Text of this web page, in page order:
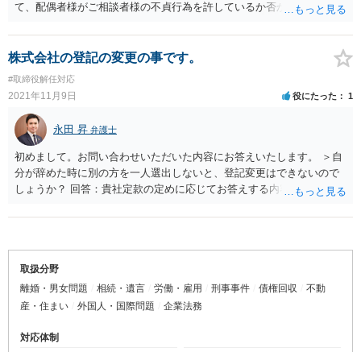
が成立していると判断した場合、浮気相手の方に連絡を取り、ご相談
者様が求められている接触禁止を要求することが考えられます。
て、配偶者様がご相談者様の不貞行為を許しているか否か等に応じて
為の期間や頻度は久しぶりに会った際の「1回」と短期間ですので、仮
に判決が下されたとしても、その慰謝料額が少なくとも400万円を超え
れます。 3．なお、「相手の肩をもったりお金を貸したら即離婚す
る」と言われているとのことですが、お相手の方が慰謝料を支払った
場合、ご相談者様にその一部を負担するよう求めることができます(法
律上「求償」といいます)。このような事態が起こりうることもあらか
じめご留意いただければと存じます。
株式会社の登記の変更の事です。
#取締役解任対応
2021年11月9日 役にたった 1
永田 昇 弁護士
初めまして。お問い合わせいただいた内容にお答えいたします。 ＞自
分が辞めた時に別の方を一人選出しないと、登記変更はできないので
しょうか？ 回答：貴社定款の定めに応じてお答えする内容が異なって
るのであれば、今回ご相談者様が取締役を辞任したとしても、その登
「取締役会設置会社」である場合や、定款で取締役が「3人以上」と定
められている場合、ご相談者様が取締役を辞任すると欠員が生じるこ
とになります。この場合辞任する旨の登記を行う自体は可能ですが、
法律上、ご相談者様は、退任後も、新たに取締役が選任されるまで
貴社定款の定めによって対応方法が大きく異なって参ります。そのた
取扱分野
離婚・男女問題
相続・遺言 労働・雇用 刑事事件 債権回収
不動
産・住まい
外国人・国際問題 企業法務
対応体制